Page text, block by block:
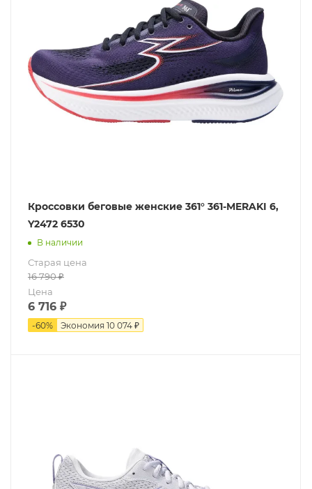
Кроссовки беговые женские 361° 361-MERAKI 6,
Y2472 6530
В наличии
Старая цена
16 790₽
Цена
6 716 ₽
-60% Экономия 10 074 ₽